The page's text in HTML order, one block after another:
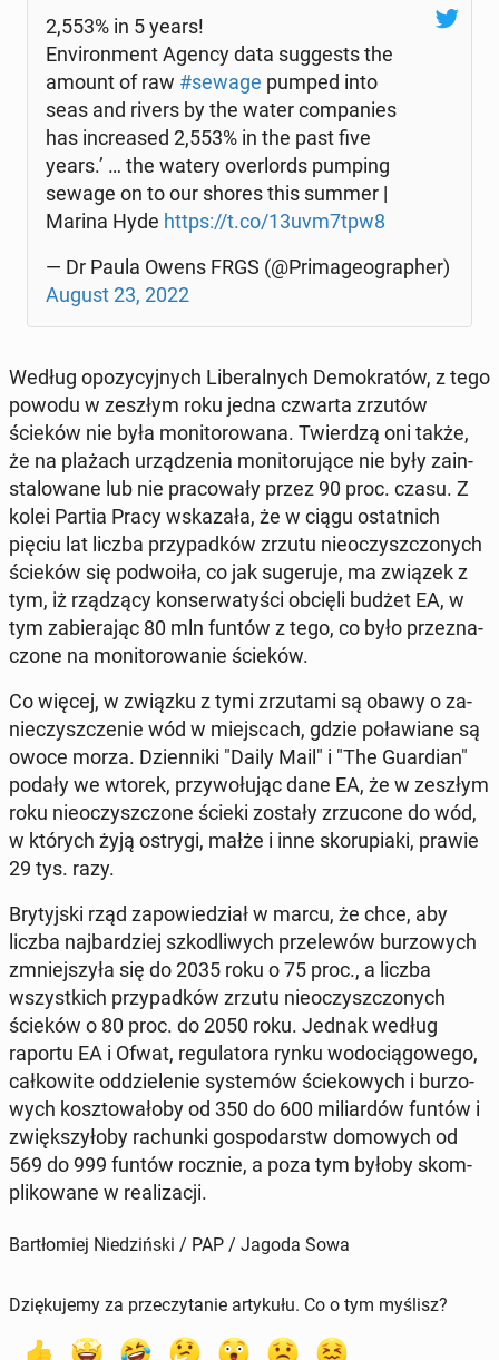
2,553% in 5 years!
Envi­ron­ment Agency data sug­ge­sts the
amount of raw #sewage pumped into
seas and rivers by the water com­pa­nies
has in­cre­ased 2,553% in the past five
years.’ … the watery over­lords pumping
sewage on to our shores this summer |
Marina Hyde https://t.co/13uvm7tpw8
— Dr Paula Owens FRGS (@Pri­ma­ge­ogra­pher)
August 23, 2022
Według opo­zy­cyj­nych Li­be­ral­nych De­mo­kra­tów, z tego
powodu w zeszłym roku jedna czwarta zrzutów
ścieków nie była mo­ni­to­ro­wa­na. Twier­dzą oni także,
że na plażach urzą­dze­nia mo­ni­to­ru­ją­ce nie były za­in­
sta­lo­wa­ne lub nie pra­co­wa­ły przez 90 proc. czasu. Z
kolei Partia Pracy wska­za­ła, że w ciągu ostat­nich
pięciu lat liczba przy­pad­ków zrzutu nie­oczysz­czo­nych
ścieków się po­dwo­iła, co jak su­ge­ru­je, ma związek z
tym, iż rzą­dzą­cy kon­ser­wa­ty­ści obcięli budżet EA, w
tym za­bie­ra­jąc 80 mln funtów z tego, co było prze­zna­
czo­ne na mo­ni­to­ro­wa­nie ścieków.
Co więcej, w związku z tymi zrzu­ta­mi są obawy o za­
nie­czysz­cze­nie wód w miej­scach, gdzie po­ła­wia­ne są
owoce morza. Dzien­ni­ki "Daily Mail" i "The Gu­ar­dian"
podały we wtorek, przy­wo­łu­jąc dane EA, że w zeszłym
roku nie­oczysz­czo­ne ścieki zostały zrzu­co­ne do wód,
w których żyją ostrygi, małże i inne sko­ru­pia­ki, prawie
29 tys. razy.
Bry­tyj­ski rząd za­po­wie­dział w marcu, że chce, aby
liczba naj­bar­dziej szko­dli­wych prze­le­wów bu­rzo­wych
zmniej­szy­ła się do 2035 roku o 75 proc., a liczba
wszyst­kich przy­pad­ków zrzutu nie­oczysz­czo­nych
ścieków o 80 proc. do 2050 roku. Jednak według
raportu EA i Ofwat, re­gu­la­to­ra rynku wo­do­cią­go­we­go,
cał­ko­wi­te od­dzie­le­nie sys­te­mów ście­ko­wych i bu­rzo­
wych kosz­to­wa­ło­by od 350 do 600 mi­liar­dów funtów i
zwięk­szy­ło­by ra­chun­ki go­spo­darstw do­mo­wych od
569 do 999 funtów rocznie, a poza tym byłoby skom­
pli­ko­wa­ne w re­ali­za­cji.
Bartłomiej Niedziński / PAP / Jagoda Sowa
Dziękujemy za przeczytanie artykułu. Co o tym myślisz?